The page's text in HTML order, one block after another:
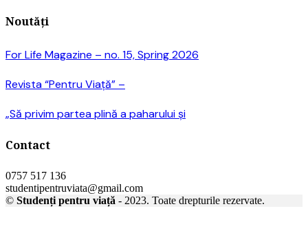
Noutăți
For Life Magazine – no. 15, Spring 2026
Revista “Pentru Viață” –
„Să privim partea plină a paharului și
Contact
0757 517 136
studentipentruviata@gmail.com
© Studenți pentru viață - 2023. Toate drepturile rezervate.